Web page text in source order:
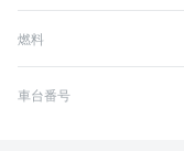
燃料
車台番号